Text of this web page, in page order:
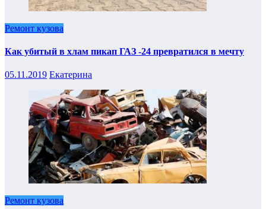
Ремонт кузова
Как убитый в хлам пикап ГАЗ -24 превратился в мечту
05.11.2019 Екатерина
Ремонт кузова